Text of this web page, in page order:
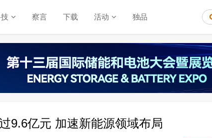
察言 下载 活动 独品
9.6亿元 加速新能源领域布局